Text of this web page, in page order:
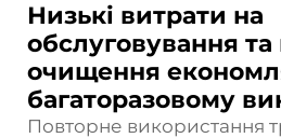
Низькі витрати на
обслуговування та
очищення
багаторазовому
Повторне використання